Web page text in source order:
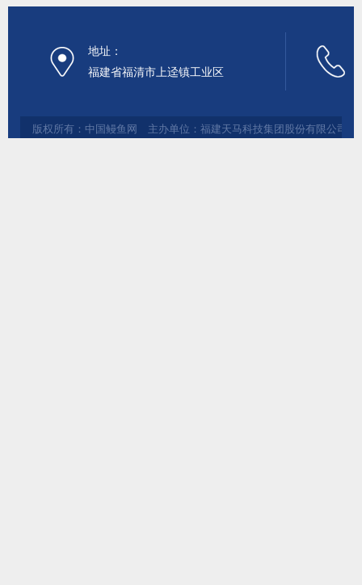
地址：
福建省福清市上迳镇工业区
版权所有：中国鳗鱼网 主办单位：福建天马科技集团股份有限公司